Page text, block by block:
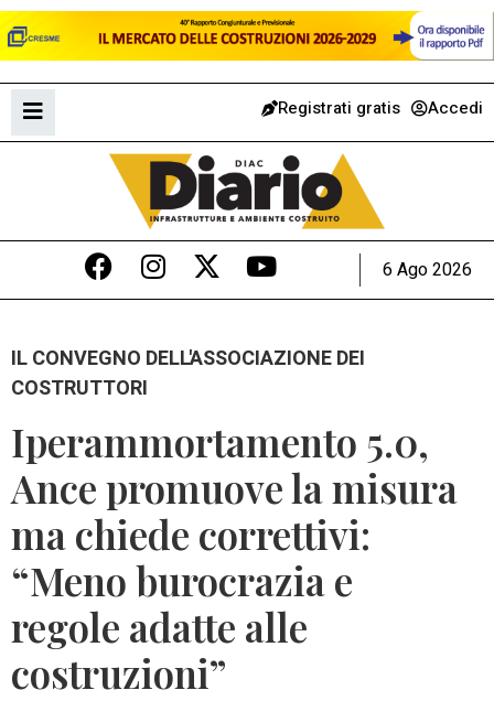
Registrati gratis Accedi
6 Ago 2026
IL CONVEGNO DELL'ASSOCIAZIONE DEI
COSTRUTTORI
Iperammortamento 5.0,
Ance promuove la misura
ma chiede correttivi:
“Meno burocrazia e
regole adatte alle
costruzioni”